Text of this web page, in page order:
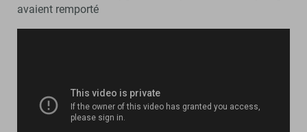
avaient remporté